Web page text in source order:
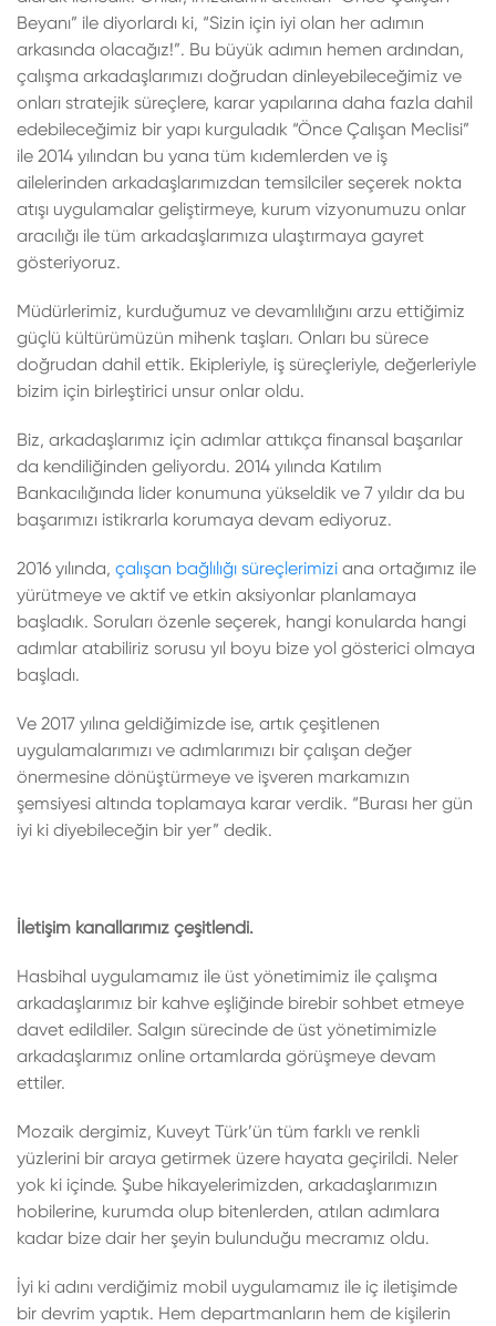
Beyanı” ile diyorlardı ki, “Sizin için iyi olan her adımın
arkasında olacağız!”. Bu büyük adımın hemen ardından,
çalışma arkadaşlarımızı doğrudan dinleyebileceğimiz ve
onları stratejik süreçlere, karar yapılarına daha fazla dahil
edebileceğimiz bir yapı kurguladık “Önce Çalışan Meclisi”
ile 2014 yılından bu yana tüm kıdemlerden ve iş
ailelerinden arkadaşlarımızdan temsilciler seçerek nokta
atışı uygulamalar geliştirmeye, kurum vizyonumuzu onlar
aracılığı ile tüm arkadaşlarımıza ulaştırmaya gayret
gösteriyoruz.
Müdürlerimiz, kurduğumuz ve devamlılığını arzu ettiğimiz
güçlü kültürümüzün mihenk taşları. Onları bu sürece
doğrudan dahil ettik. Ekipleriyle, iş süreçleriyle, değerleriyle
bizim için birleştirici unsur onlar oldu.
Biz, arkadaşlarımız için adımlar attıkça finansal başarılar
da kendiliğinden geliyordu. 2014 yılında Katılım
Bankacılığında lider konumuna yükseldik ve 7 yıldır da bu
başarımızı istikrarla korumaya devam ediyoruz.
2016 yılında, çalışan bağlılığı süreçlerimizi ana ortağımız ile
yürütmeye ve aktif ve etkin aksiyonlar planlamaya
başladık. Soruları özenle seçerek, hangi konularda hangi
adımlar atabiliriz sorusu yıl boyu bize yol gösterici olmaya
başladı.
Ve 2017 yılına geldiğimizde ise, artık çeşitlenen
uygulamalarımızı ve adımlarımızı bir çalışan değer
önermesine dönüştürmeye ve işveren markamızın
şemsiyesi altında toplamaya karar verdik. “Burası her gün
iyi ki diyebileceğin bir yer” dedik.
İletişim kanallarımız çeşitlendi.
Hasbihal uygulamamız ile üst yönetimimiz ile çalışma
arkadaşlarımız bir kahve eşliğinde birebir sohbet etmeye
davet edildiler. Salgın sürecinde de üst yönetimimizle
arkadaşlarımız online ortamlarda görüşmeye devam
ettiler.
Mozaik dergimiz, Kuveyt Türk’ün tüm farklı ve renkli
yüzlerini bir araya getirmek üzere hayata geçirildi. Neler
yok ki içinde. Şube hikayelerimizden, arkadaşlarımızın
hobilerine, kurumda olup bitenlerden, atılan adımlara
kadar bize dair her şeyin bulunduğu mecramız oldu.
İyi ki adını verdiğimiz mobil uygulamamız ile iç iletişimde
bir devrim yaptık. Hem departmanların hem de kişilerin